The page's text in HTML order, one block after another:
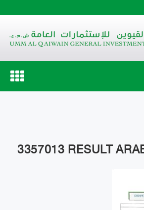
Toggle
navigation
3357013 RESULT